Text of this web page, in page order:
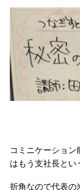
コミニケーション
はもう支社長とい
折角なので代表の